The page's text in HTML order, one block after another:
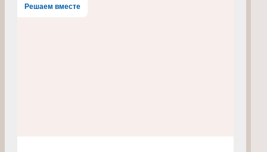
Решаем вместе